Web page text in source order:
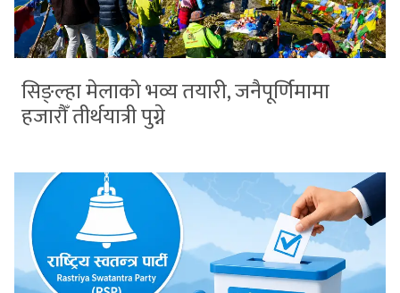
सिङ्ल्हा मेलाको भव्य तयारी, जनैपूर्णिमामा
हजारौँ तीर्थयात्री पुग्ने